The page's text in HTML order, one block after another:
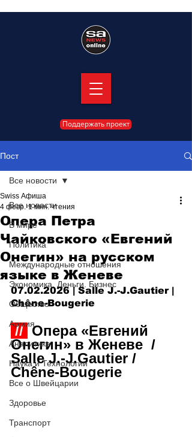
Поддержать проект
Пост
Все новости
В мире
Политика
Международные отношения
Экономика. Деньги. Бизнес
Общество
Армия
Аналитика
Наука и Технологии
Все о Швейцарии
Здоровье
Транспорт
Все новости
Опера Петра
Чайковского «Евгений
Онегин» на русском
языке в Женеве
Swiss Афиша
4 февр. 1 мин. чтения
07.02.2026 | Salle J.-J.Gautier |
Chêne-Bougerie
// Опера «Евгений
Онегин» в Женеве  /
Salle J.-J.Gautier /
Chêne-Bougerie